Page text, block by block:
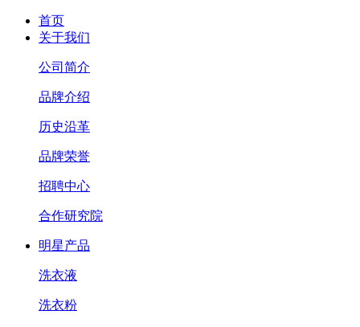
首页
关于我们
公司简介
品牌介绍
历史沿革
品牌荣誉
招聘中心
合作研究院
明星产品
洗衣液
洗衣粉